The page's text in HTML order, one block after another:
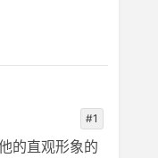
的直观形象的
#1